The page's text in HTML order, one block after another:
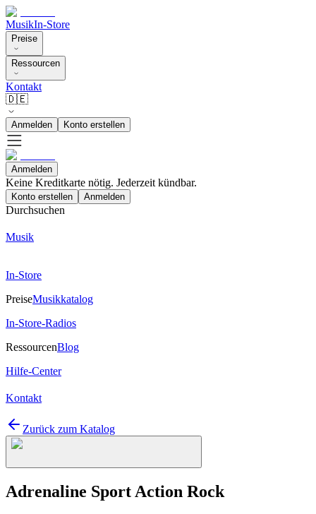
MusikIn-Store
Preise
Ressourcen
Kontakt
🇩🇪
Anmelden Konto erstellen
Anmelden
Keine Kreditkarte nötig. Jederzeit kündbar.
Konto erstellen Anmelden
Durchsuchen
Musik
In-Store
PreiseMusikkatalog
In-Store-Radios
RessourcenBlog
Hilfe-Center
Kontakt
Zurück zum Katalog
Adrenaline Sport Action Rock